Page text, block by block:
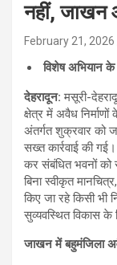
नहीं, जाखन
February 21, 2026
विशेष अभियान के
देहरादून: मसूरी-
क्षेत्र में अवैध
अंतर्गत शुक्रवार को
सख्त कार्रवाई की गई।
कर संबंधित भवनों को
बिना स्वीकृत
किए जा रहे किसी भी
सुव्यवस्थित विकास के
जाखन में बहुमंजिला